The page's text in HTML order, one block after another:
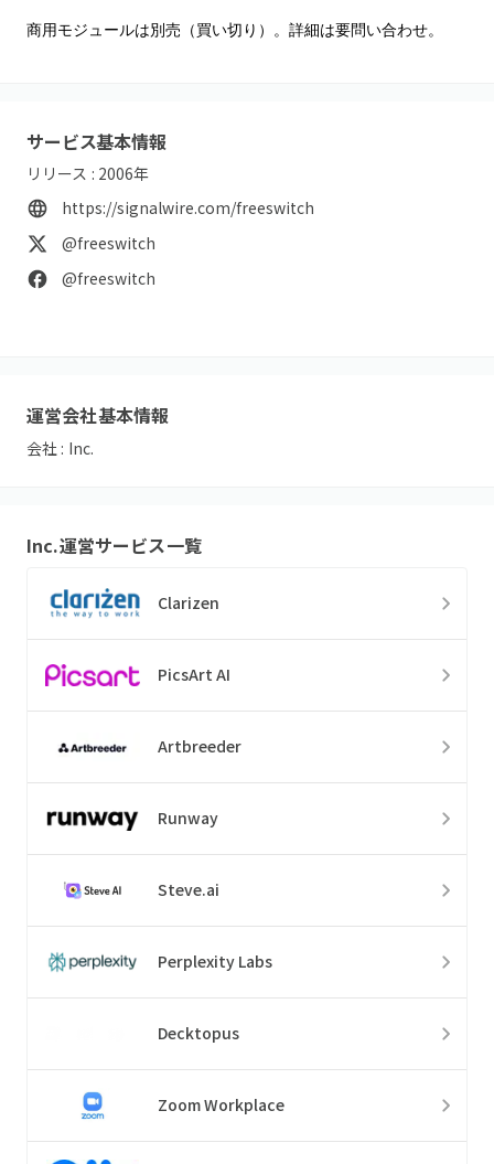
商用モジュールは別売（買い切り）。詳細は要問い合わせ。
サービス基本情報
リリース : 2006年
https://signalwire.com/freeswitch
@freeswitch
@freeswitch
運営会社基本情報
会社 : Inc.
Inc.運営サービス一覧
Clarizen
PicsArt AI
Artbreeder
Runway
Steve.ai
Perplexity Labs
Decktopus
Zoom Workplace